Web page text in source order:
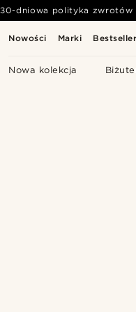
Nowości Marki
Nowa kolekcja
30-dniowa polityka zwrotów